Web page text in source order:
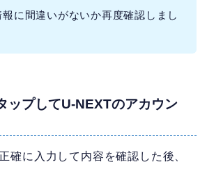
報に間違いがないか再度確認しまし
ップしてU-NEXTのアカウン
確に入力して内容を確認した後、